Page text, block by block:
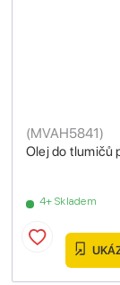
Olej do tlumičů
(MVAH5841)
4+ Skladem